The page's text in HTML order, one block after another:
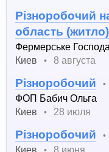
Різноробочий
область (житло)
Фермерське
Киев
• 8 августа
Різноробочий •
ФОП Бабич Ольга
Киев
• 28 июля
Різноробочий •
Киев
8 июня